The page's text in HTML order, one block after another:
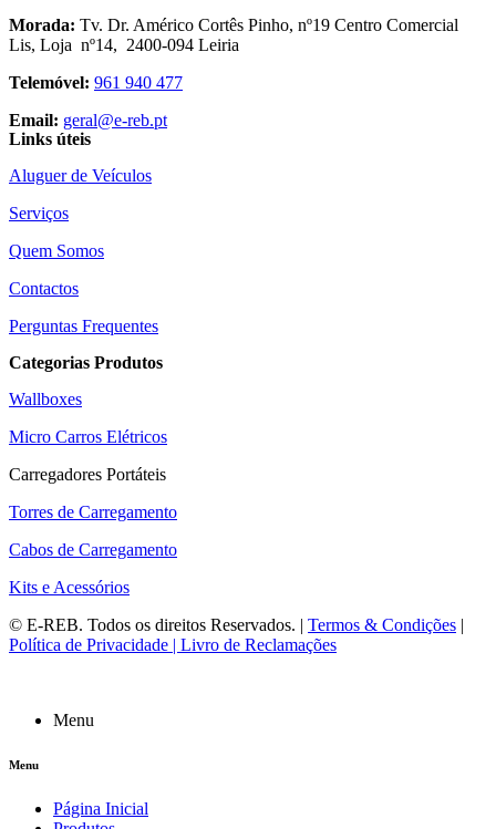
Morada: Tv. Dr. Américo Cortês Pinho, nº19 Centro Comercial
Lis, Loja nº14, 2400-094 Leiria
Telemóvel: 961 940 477
Email: geral@e-reb.pt
Links úteis
Aluguer de Veículos
Serviços
Quem Somos
Contactos
Perguntas Frequentes
Categorias Produtos
Wallboxes
Micro Carros Elétricos
Carregadores Portáteis
Torres de Carregamento
Cabos de Carregamento
Kits e Acessórios
© E-REB. Todos os direitos Reservados. | Termos & Condições |
Política de Privacidade | Livro de Reclamações
Menu
Menu
Página Inicial